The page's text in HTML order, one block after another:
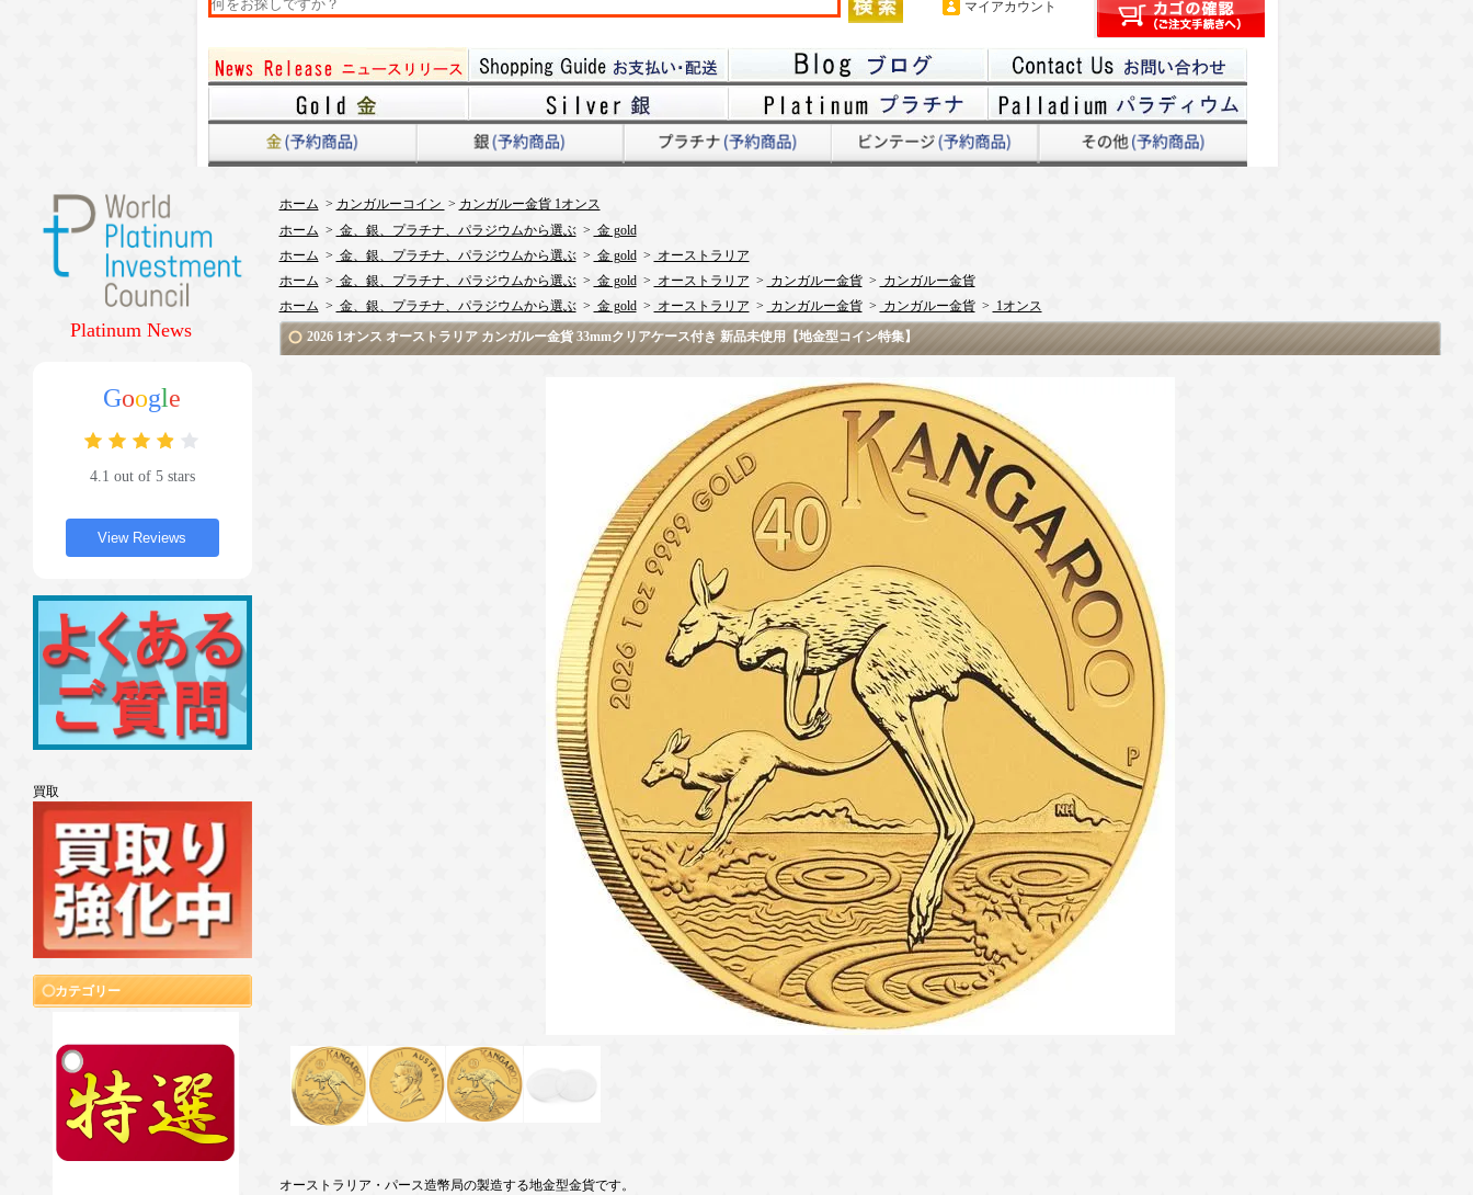
マイアカウント
Platinum News
Google
4.1 out of 5 stars
View Reviews
買取
カテゴリー
ホーム > カンガルーコイン > カンガルー金貨 1オンス
ホーム > 金、銀、プラチナ、パラジウムから選ぶ> 金 gold
ホーム > 金、銀、プラチナ、パラジウムから選ぶ> 金 gold> オーストラリア
ホーム > 金、銀、プラチナ、パラジウムから選ぶ> 金 gold> オーストラリア > カンガルー金貨> カンガルー金貨
ホーム > 金、銀、プラチナ、パラジウムから選ぶ> 金 gold> オーストラリア > カンガルー金貨> カンガルー金貨> 1オンス
2026 1オンス オーストラリア カンガルー金貨 33mmクリアケース付き 新品未使用【地金型コイン特集】
オーストラリア・パース造幣局の製造する地金型金貨です。